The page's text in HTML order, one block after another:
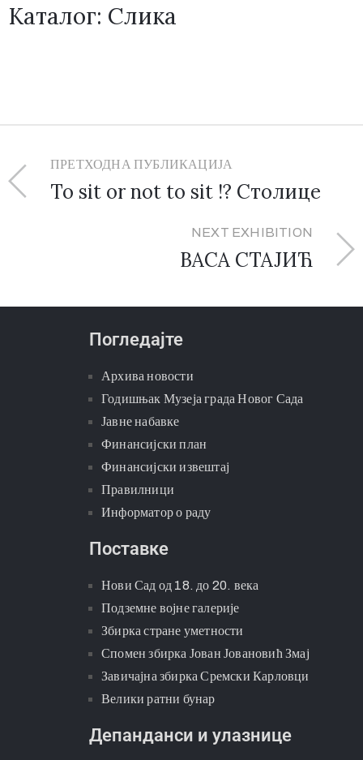
Каталог: Слика
ПРЕТХОДНА ПУБЛИКАЦИЈА
To sit or not to sit !? Столице
NEXT EXHIBITION
ВАСА СТАЈИЋ
Погледајте
Архива новости
Годишњак Музеја града Новог Сада
Јавне набавке
Финансијски план
Финансијски извештај
Правилници
Информатор о раду
Поставке
Нови Сад од 18. до 20. века
Подземне војне галерије
Збирка стране уметности
Спомен збирка Јован Јовановић Змај
Завичајна збирка Сремски Карловци
Велики ратни бунар
Депанданси и улазнице